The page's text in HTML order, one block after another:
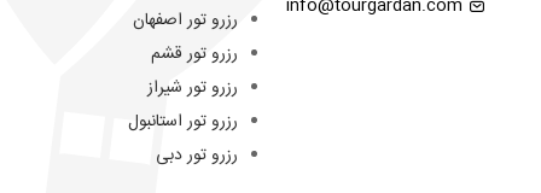
info@tourgardan.com
رزرو تور اصفهان
رزرو تور قشم
رزرو تور شیراز
رزرو تور استانبول
رزرو تور دبی